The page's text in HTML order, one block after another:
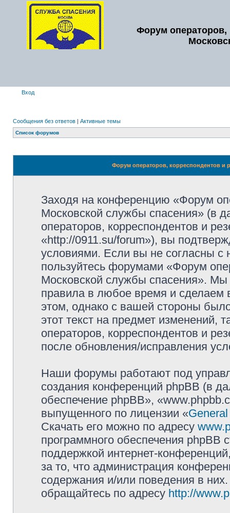
Форум операторов,
Вход
Сообщения без ответов | Активные темы
Список форумов
Форум операторов, корреспондентов и
Заходя на конференцию «Форум
Московской службы спасения» (в
операторов, корреспондентов и
«http://0911.su/forum»), вы
условиями. Если вы не согласны с
пользуйтесь форумами «Форум
Московской службы спасения». Мы
правила в любое время и сделаем
этом, однако с вашей стороны
этот текст на предмет изменений,
операторов, корреспондентов и
после обновления/исправления
Наши форумы работают под
создания конференций phpBB (в
обеспечение phpBB»,
выпущенного по лицензии «
Скачать его можно по адресу
программного обеспечения phpBB
поддержкой интернет-
за то, что администрация
содержания и/или поведения в
обращайтесь по адресу http://